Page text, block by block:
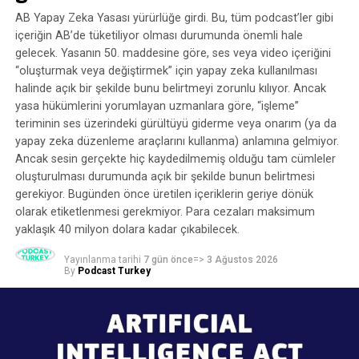
görüşmeler yapıldı.
Araştırmaya 19 bağımsız podcast yayıncısı, 17 podcast
endüstrisi çalışanı, 12 ağ bünyesinde yayın yapan
podcast yayıncısı, 13 podcast üreten kurum temsilcisi ve
13 podcast girişimcisi katıldı. Bazı katılımcıların
ekosistem içerisinde birden fazla rol üstlenmesi
nedeniyle araştırma toplam 67 tekil katılımcının
deneyimlerine dayanırken, analizlerde 74 aktör temsili
değerlendirildi.
Araştırmada örneklem oluşturulurken yalnızca farklı
podcast aktörlerine ulaşılması değil, bu aktörlerin kendi
içindeki çeşitliliğin de temsil edilmesi gözetildi. Kurumsal
podcast tarafında bankacılık ve finans, sigorta, dijital
e-ticaret, patent ve dijital danışmanlık gibi farklı
sektörlerde faaliyet gösteren kurumların temsilcileriyle
görüşüldü. Podcast ağları ve girişimler tarafında ise
Spotify’ın kendi programlarında yer alan “İleri Atla”
özelliği, bir yandan Spotify’ın reklam sattığı, diğer
yandan da kendi ücretli kullanıcılarına bu reklamları
duymama olanağı sağlayan bir “atla” özelliği pazarladığı
anlamına geliyor. Bir podcast reklam şirketi bize bunun
dolandırıcılık olarak değerlendirilebileceğini söyledi:
reklamlar ücretlendirilmiş ve ses dosyasına eklenmiş,
ancak dinleyici aktif olarak bunları dinlememeye teşvik
edilmiş.
Bu özelliğin Spotify’ın rakiplerinin reklamlarıyla birlikte
görünmesi de aynı derecede sorunlu, çünkü Spotify,
rakiplerine ait podcast’lerdeki reklamların etkinliğini
engelleyebilir.
İşte “İleri Atla” aracının kullanımına dair birkaç kısa
video. “İleri Atla” düğmesinin girişlerde veya reklam
AB Yapay Zeka Yasası yürürlüğe girdi. Bu, tüm podcast’ler gibi
içeriğin AB’de tüketiliyor olması durumunda önemli hale
gelecek. Yasanın 50. maddesine göre, ses veya video içeriğini
“oluşturmak veya değiştirmek” için yapay zeka kullanılması
halinde açık bir şekilde bunu belirtmeyi zorunlu kılıyor. Ancak
yasa hükümlerini yorumlayan uzmanlara göre, “işleme”
teriminin ses üzerindeki gürültüyü giderme veya onarım (ya da
yapay zeka düzenleme araçlarını kullanma) anlamına gelmiyor.
Ancak sesin gerçekte hiç kaydedilmemiş olduğu tam cümleler
oluşturulması durumunda açık bir şekilde bunun belirtmesi
gerekiyor. Bugünden önce üretilen içeriklerin geriye dönük
olarak etiketlenmesi gerekmiyor. Para cezaları maksimum
yaklaşık 40 milyon dolara kadar çıkabilecek.
Yayınlanma tarihi 7 gün önce=> 3 Ağustos 2026
By Podcast Turkey